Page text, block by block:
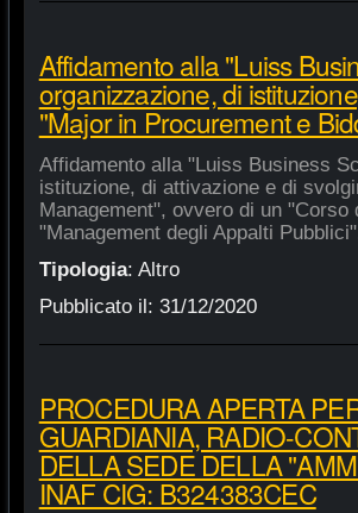
Affidamento alla "Luiss
organizzazione, di
"Major in Procurement e
Affidamento alla "Luiss Business
istituzione, di attivazione e di
Management", ovvero di un
"Management degli Appalti
Tipologia: Altro
Pubblicato il: 31/12/2020
PROCEDURA APERTA
GUARDIANIA, RADIO-
DELLA SEDE DELLA
INAF CIG: B324383CEC